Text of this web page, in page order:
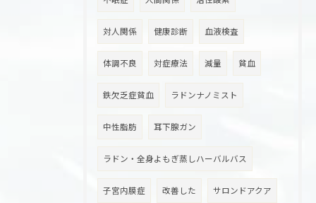
対人関係 健康診断 血液検査
体調不良 対症療法 減量 貧血
鉄欠乏症貧血 ラドンナノミスト
中性脂肪 耳下腺ガン
ラドン・全身よもぎ蒸しハーバルバス
子宮内膜症 改善した サロンドアクア